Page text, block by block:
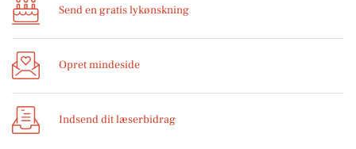
Send en gratis lykønskning
Opret mindeside
Indsend dit læserbidrag